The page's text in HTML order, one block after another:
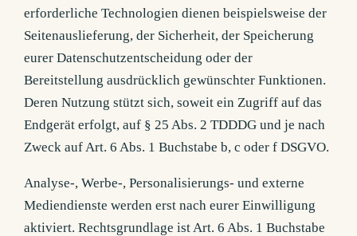
erforderliche Technologien dienen beispielsweise der
Seitenauslieferung, der Sicherheit, der Speicherung
eurer Datenschutzentscheidung oder der
Bereitstellung ausdrücklich gewünschter Funktionen.
Deren Nutzung stützt sich, soweit ein Zugriff auf das
Endgerät erfolgt, auf § 25 Abs. 2 TDDDG und je nach
Zweck auf Art. 6 Abs. 1 Buchstabe b, c oder f DSGVO.
Analyse-, Werbe-, Personalisierungs- und externe
Mediendienste werden erst nach eurer Einwilligung
aktiviert. Rechtsgrundlage ist Art. 6 Abs. 1 Buchstabe